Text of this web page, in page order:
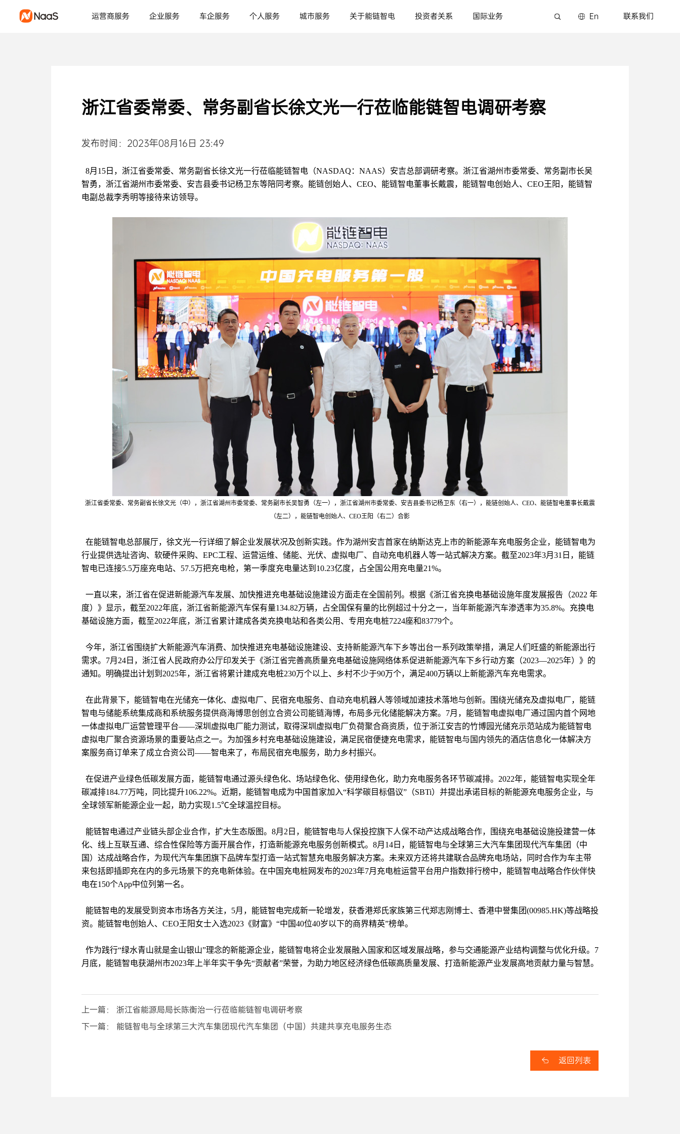
运营商服务 企业服务 车企服务 个人服务 城市服务 关于能链智电 投资者关系 国际业务 En 联系我们
浙江省委常委、常务副省长徐文光一行莅临能链智电调研考察
发布时间：2023年08月16日 23:49
8月15日，浙江省委常委、常务副省长徐文光一行莅临能链智电（NASDAQ：NAAS）安吉总部调研考察。浙江省湖州市委常委、常务副市长吴
智勇，浙江省湖州市委常委、安吉县委书记杨卫东等陪同考察。能链创始人、CEO、能链智电董事长戴震，能链智电创始人、CEO王阳，能链智
电副总裁李秀明等接待来访领导。
浙江省委常委、常务副省长徐文光（中），浙江省湖州市委常委、常务副市长吴智勇（左一），浙江省湖州市委常委、安吉县委书记杨卫东（右一），能链创始人、CEO、能链智电董事长戴震
（左二），能链智电创始人、CEO王阳（右二）合影
在能链智电总部展厅，徐文光一行详细了解企业发展状况及创新实践。作为湖州安吉首家在纳斯达克上市的新能源车充电服务企业，能链智电为
行业提供选址咨询、软硬件采购、EPC工程、运营运维、储能、光伏、虚拟电厂、自动充电机器人等一站式解决方案。截至2023年3月31日，能链
智电已连接5.5万座充电站、57.5万把充电枪，第一季度充电量达到10.23亿度，占全国公用充电量21%。
一直以来，浙江省在促进新能源汽车发展、加快推进充电基础设施建设方面走在全国前列。根据《浙江省充换电基础设施年度发展报告（2022 年
度）》显示，截至2022年底，浙江省新能源汽车保有量134.82万辆，占全国保有量的比例超过十分之一，当年新能源汽车渗透率为35.8%。充换电
基础设施方面，截至2022年底，浙江省累计建成各类充换电站和各类公用、专用充电桩7224座和83779个。
今年，浙江省围绕扩大新能源汽车消费、加快推进充电基础设施建设、支持新能源汽车下乡等出台一系列政策举措，满足人们旺盛的新能源出行
需求。7月24日，浙江省人民政府办公厅印发关于《浙江省完善高质量充电基础设施网络体系促进新能源汽车下乡行动方案（2023—2025年）》的
通知。明确提出计划到2025年，浙江省将累计建成充电桩230万个以上、乡村不少于90万个，满足400万辆以上新能源汽车充电需求。
在此背景下，能链智电在光储充一体化、虚拟电厂、民宿充电服务、自动充电机器人等领域加速技术落地与创新。围绕光储充及虚拟电厂，能链
智电与储能系统集成商和系统服务提供商海博思创创立合资公司能链海博，布局多元化储能解决方案。7月，能链智电虚拟电厂通过国内首个网地
一体虚拟电厂运营管理平台——深圳虚拟电厂能力测试，取得深圳虚拟电厂负荷聚合商资质，位于浙江安吉的竹博园光储充示范站成为能链智电
虚拟电厂聚合资源场景的重要站点之一。为加强乡村充电基础设施建设，满足民宿便捷充电需求，能链智电与国内领先的酒店信息化一体解决方
案服务商订单来了成立合资公司——智电来了，布局民宿充电服务，助力乡村振兴。
在促进产业绿色低碳发展方面，能链智电通过源头绿色化、场站绿色化、使用绿色化，助力充电服务各环节碳减排。2022年，能链智电实现全年
碳减排184.77万吨，同比提升106.22%。近期，能链智电成为中国首家加入“科学碳目标倡议”（SBTi）并提出承诺目标的新能源充电服务企业，与
全球领军新能源企业一起，助力实现1.5℃全球温控目标。
能链智电通过产业链头部企业合作，扩大生态版图。8月2日，能链智电与人保投控旗下人保不动产达成战略合作，围绕充电基础设施投建营一体
化、线上互联互通、综合性保险等方面开展合作，打造新能源充电服务创新模式。8月14日，能链智电与全球第三大汽车集团现代汽车集团（中
国）达成战略合作，为现代汽车集团旗下品牌车型打造一站式智慧充电服务解决方案。未来双方还将共建联合品牌充电场站，同时合作为车主带
来包括即插即充在内的多元场景下的充电新体验。在中国充电桩网发布的2023年7月充电桩运营平台用户指数排行榜中，能链智电战略合作伙伴快
电在150个App中位列第一名。
能链智电的发展受到资本市场各方关注，5月，能链智电完成新一轮增发，获香港郑氏家族第三代郑志刚博士、香港中誉集团(00985.HK)等战略投
资。能链智电创始人、CEO王阳女士入选2023《财富》“中国40位40岁以下的商界精英”榜单。
作为践行“绿水青山就是金山银山”理念的新能源企业，能链智电将企业发展融入国家和区域发展战略，参与交通能源产业结构调整与优化升级。7
月底，能链智电获湖州市2023年上半年实干争先“贡献者”荣誉，为助力地区经济绿色低碳高质量发展、打造新能源产业发展高地贡献力量与智慧。
上一篇： 浙江省能源局局长陈衡治一行莅临能链智电调研考察
下一篇： 能链智电与全球第三大汽车集团现代汽车集团（中国）共建共享充电服务生态
返回列表